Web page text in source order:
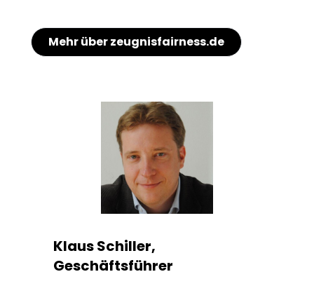
Mehr über zeugnisfairness.de
Klaus Schiller,
Geschäftsführer